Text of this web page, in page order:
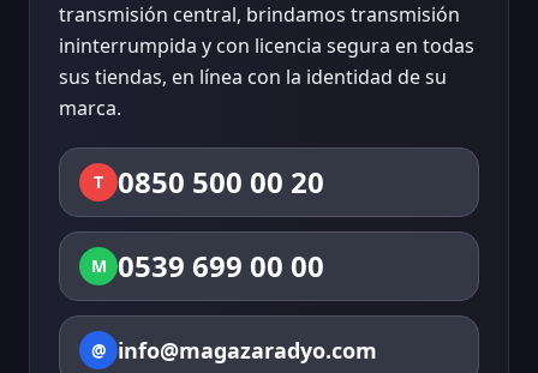
transmisión central, brindamos transmisión
ininterrumpida y con licencia segura en todas
sus tiendas, en línea con la identidad de su
marca.
T 0850 500 00 20
M 0539 699 00 00
@ info@magazaradyo.com